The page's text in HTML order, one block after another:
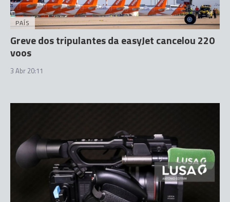
PAÍS
Greve dos tripulantes da easyJet cancelou 220
voos
3 Abr 20:11